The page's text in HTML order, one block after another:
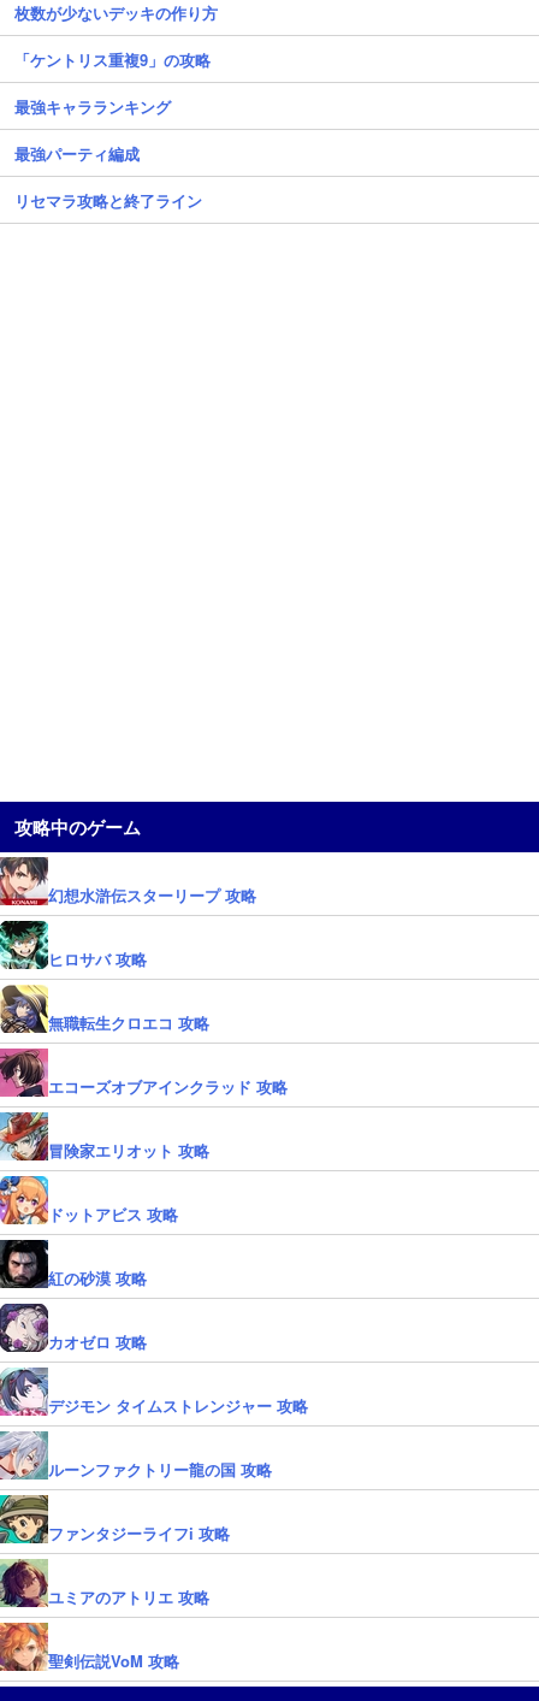
枚数が少ないデッキの作り方
「ケントリス重複9」の攻略
最強キャラランキング
最強パーティ編成
リセマラ攻略と終了ライン
攻略中のゲーム
幻想水滸伝スターリープ 攻略
ヒロサバ 攻略
無職転生クロエコ 攻略
エコーズオブアインクラッド 攻略
冒険家エリオット 攻略
ドットアビス 攻略
紅の砂漠 攻略
カオゼロ 攻略
デジモン タイムストレンジャー 攻略
ルーンファクトリー龍の国 攻略
ファンタジーライフi 攻略
ユミアのアトリエ 攻略
聖剣伝説VoM 攻略